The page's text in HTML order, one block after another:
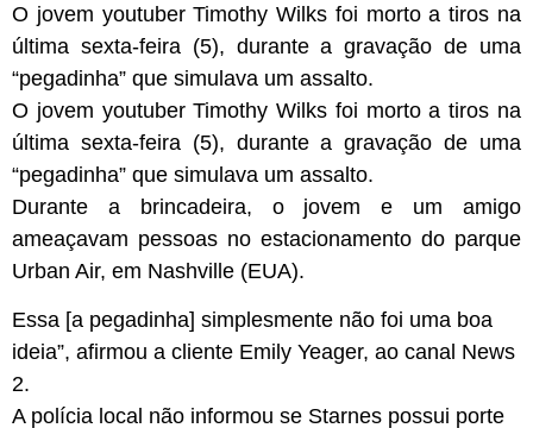
O jovem youtuber Timothy Wilks foi morto a tiros na
última sexta-feira (5), durante a gravação de uma
“pegadinha” que simulava um assalto.
O jovem youtuber Timothy Wilks foi morto a tiros na
última sexta-feira (5), durante a gravação de uma
“pegadinha” que simulava um assalto.
Durante a brincadeira, o jovem e um amigo
ameaçavam pessoas no estacionamento do parque
Urban Air, em Nashville (EUA).
Essa [a pegadinha] simplesmente não foi uma boa
ideia”, afirmou a cliente Emily Yeager, ao canal News
2.
A polícia local não informou se Starnes possui porte